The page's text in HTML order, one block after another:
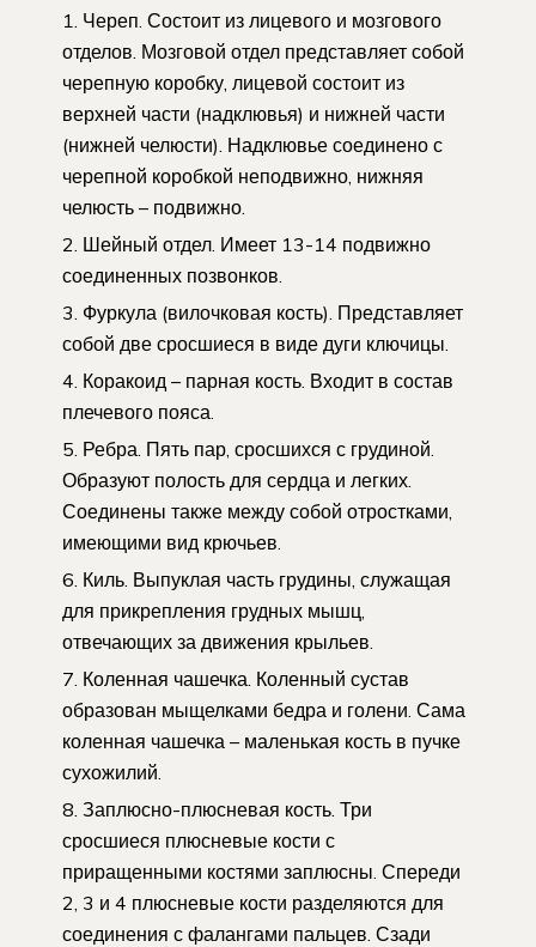
Череп. Состоит из лицевого и мозгового
отделов. Мозговой отдел представляет собой
черепную коробку, лицевой состоит из
верхней части (надклювья) и нижней части
(нижней челюсти). Надклювье соединено с
черепной коробкой неподвижно, нижняя
челюсть – подвижно.
Шейный отдел. Имеет 13-14 подвижно
соединенных позвонков.
Фуркула (вилочковая кость). Представляет
собой две сросшиеся в виде дуги ключицы.
Коракоид – парная кость. Входит в состав
плечевого пояса.
Ребра. Пять пар, сросшихся с грудиной.
Образуют полость для сердца и легких.
Соединены также между собой отростками,
имеющими вид крючьев.
Киль. Выпуклая часть грудины, служащая
для прикрепления грудных мышц,
отвечающих за движения крыльев.
Коленная чашечка. Коленный сустав
образован мыщелками бедра и голени. Сама
коленная чашечка – маленькая кость в пучке
сухожилий.
Заплюсно-плюсневая кость. Три
сросшиеся плюсневые кости с
приращенными костями заплюсны. Спереди
2, 3 и 4 плюсневые кости разделяются для
соединения с фалангами пальцев. Сзади